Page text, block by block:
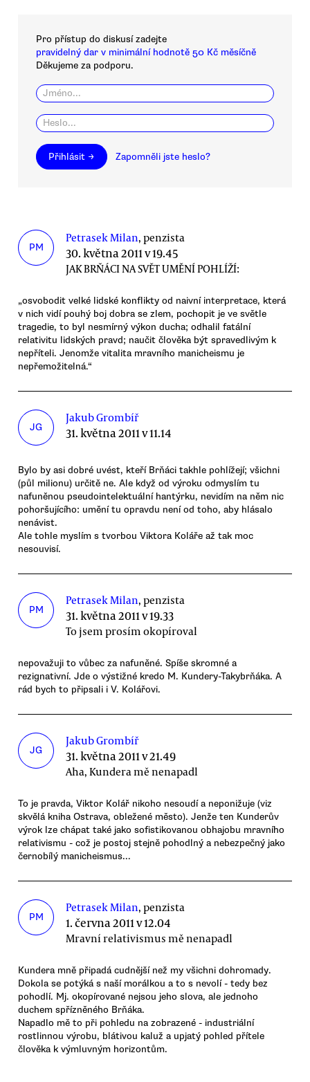
Pro přístup do diskusí zadejte
pravidelný dar v minimální hodnotě 50 Kč měsíčně
Děkujeme za podporu.
Přihlásit → Zapomněli jste heslo?
PM
Petrasek Milan, penzista
30. května 2011 v 19.45
JAK BRŇÁCI NA SVĚT UMĚNÍ POHLÍŽÍ:
„osvobodit velké lidské konflikty od naivní interpretace, která
v nich vidí pouhý boj dobra se zlem, pochopit je ve světle
tragedie, to byl nesmírný výkon ducha; odhalil fatální
relativitu lidských pravd; naučit člověka být spravedlivým k
nepříteli. Jenomže vitalita mravního manicheismu je
nepřemožitelná.“
JG
Jakub Grombíř
31. května 2011 v 11.14
Bylo by asi dobré uvést, kteří Brňáci takhle pohlížejí; všichni
(půl milionu) určitě ne. Ale když od výroku odmyslím tu
nafuněnou pseudointelektuální hantýrku, nevidím na něm nic
pohoršujícího: umění tu opravdu není od toho, aby hlásalo
nenávist.
Ale tohle myslím s tvorbou Viktora Koláře až tak moc
nesouvisí.
PM
Petrasek Milan, penzista
31. května 2011 v 19.33
To jsem prosím okopíroval
nepovažuji to vůbec za nafuněné. Spíše skromné a
rezignativní. Jde o výstižné kredo M. Kundery-Takybrňáka. A
rád bych to připsali i V. Kolářovi.
JG
Jakub Grombíř
31. května 2011 v 21.49
Aha, Kundera mě nenapadl
To je pravda, Viktor Kolář nikoho nesoudí a neponižuje (viz
skvělá kniha Ostrava, obležené město). Jenže ten Kunderův
výrok lze chápat také jako sofistikovanou obhajobu mravního
relativismu - což je postoj stejně pohodlný a nebezpečný jako
černobílý manicheismus...
PM
Petrasek Milan, penzista
1. června 2011 v 12.04
Mravní relativismus mě nenapadl
Kundera mně připadá cudnější než my všichni dohromady.
Dokola se potýká s naší morálkou a to s nevolí - tedy bez
pohodlí. Mj. okopírované nejsou jeho slova, ale jednoho
duchem spřízněného Brňáka.
Napadlo mě to při pohledu na zobrazené - industriální
rostlinnou výrobu, blátivou kaluž a upjatý pohled přítele
člověka k výmluvným horizontům.